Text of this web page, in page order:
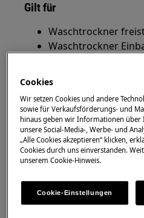
Gilt für
Waschtrockner
Waschtrockner
Lösung
Überprüfe die
dem Bedienfeld des
sind.
Einige oder alle
oder während eines
Leuchtet die
ist das Programm
Cookies
Wir setzen Cookies und andere
sowie für Verkaufsförderungs- und
hinaus geben wir Informationen über
unsere Social-Media-, Werbe- und
„Alle Cookies akzeptieren“ klicken,
Cookies durch uns einverstanden.
unserem Cookie-Hinweis.
Cookie-Einstellungen